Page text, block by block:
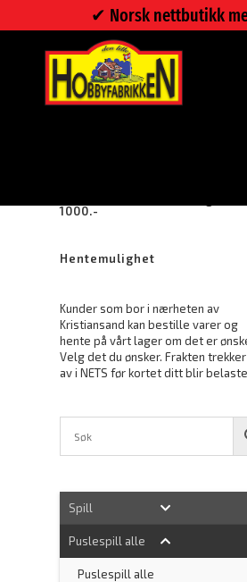
✔︎ Norsk nettbutikk
1000.-
Hentemulighet
Kunder som bor i nærheten av
Kristiansand kan bestille varer og
hente på vårt lager om det er
Velg det du ønsker. Frakten
av i NETS før kortet ditt blir
Spill
Puslespill alle
Puslespill alle